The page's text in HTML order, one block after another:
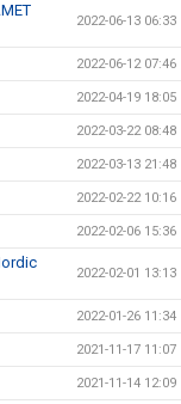
2022-06-13 06:33
2022-06-12 07:46
2022-04-19 18:05
2022-03-22 08:48
2022-03-13 21:48
2022-02-22 10:16
2022-02-06 15:36
2022-02-01 13:13
2022-01-26 11:34
2021-11-17 11:07
2021-11-14 12:09